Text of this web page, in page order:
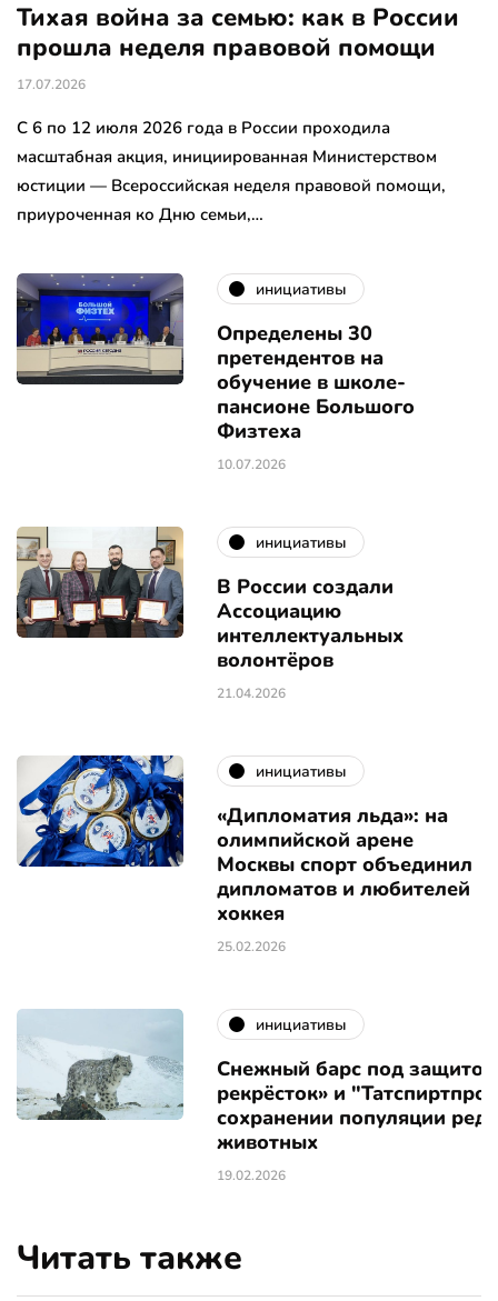
Тихая война за семью: как в России
прошла неделя правовой помощи
17.07.2026
С 6 по 12 июля 2026 года в России проходила
масштабная акция, инициированная Министерством
юстиции — Всероссийская неделя правовой помощи,
приуроченная ко Дню семьи,…
инициативы
Определены 30
претендентов на
обучение в школе-
пансионе Большого
Физтеха
10.07.2026
инициативы
В России создали
Ассоциацию
интеллектуальных
волонтёров
21.04.2026
инициативы
«Дипломатия льда»: на
олимпийской арене
Москвы спорт объединил
дипломатов и любителей
хоккея
25.02.2026
инициативы
Снежный барс под
рекрёсток» и
сохранении популяции
животных
19.02.2026
Читать также